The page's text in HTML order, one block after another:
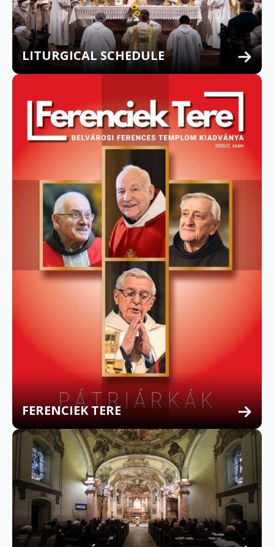
LITURGICAL SCHEDULE
FERENCIEK TERE